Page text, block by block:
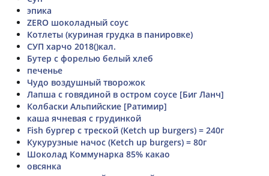
эпика
ZERO шоколадный соус
Котлеты (куриная грудка в панировке)
СУП харчо 2018()кал.
Бутер с форелью белый хлеб
печенье
Чудо воздушный творожок
Лапша с говядиной в остром соусе [Биг Ланч]
Колбаски Альпийские [Ратимир]
каша ячневая с грудинкой
Fish бургер с треской (Ketch up burgers) = 240г
Кукурузные начос (Ketch up burgers) = 80г
Шоколад Коммунарка 85% какао
овсянка